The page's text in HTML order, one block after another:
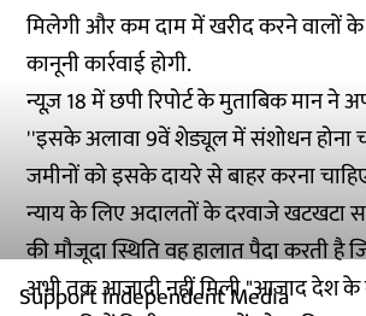
Support Independent Media
मिलेगी और कम दाम में खरीद करने वालों
कानूनी कार्रवाई होगी.
न्यूज़ 18 में छपी रिपोर्ट के मुताबिक मान ने
''इसके अलावा 9वें शेड्यूल में संशोधन होना
जमीनों को इसके दायरे से बाहर करना
न्याय के लिए अदालतों के दरवाजे खटखटा
की मौजूदा स्थिति वह हालात पैदा करती है
अभी तक आजादी नहीं मिली "आजाद देश के